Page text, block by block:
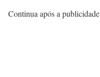
Continua após a publicidade